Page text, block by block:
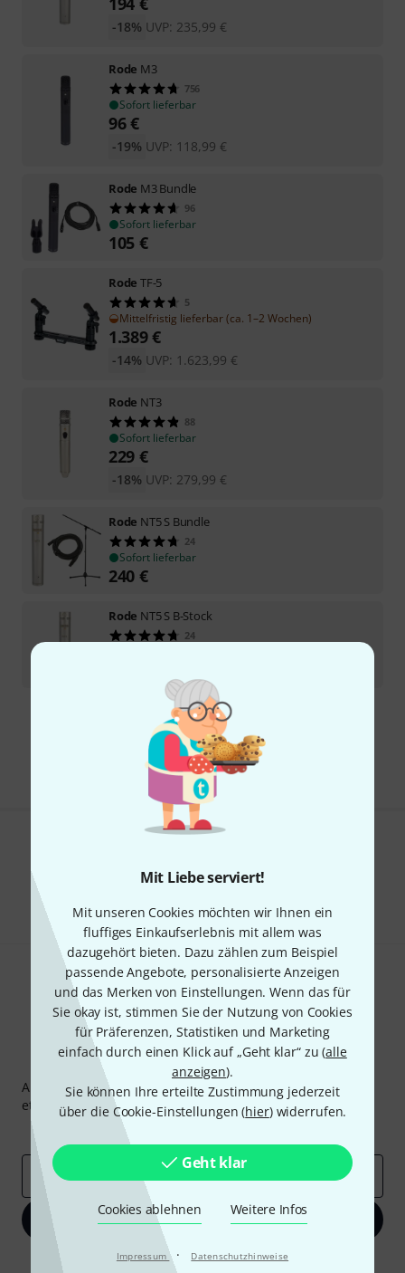
Mit Liebe serviert!
Mit unseren Cookies möchten wir Ihnen ein
fluffiges Einkaufserlebnis mit allem was
dazugehört bieten. Dazu zählen zum Beispiel
passende Angebote, personalisierte Anzeigen
und das Merken von Einstellungen. Wenn das für
Sie okay ist, stimmen Sie der Nutzung von Cookies
für Präferenzen, Statistiken und Marketing
einfach durch einen Klick auf „Geht klar“ zu (alle
anzeigen).
Sie können Ihre erteilte Zustimmung jederzeit
über die Cookie-Einstellungen (hier) widerrufen.
Geht klar
Cookies ablehnen Weitere Infos
Impressum · Datenschutzhinweise
UVP: 235,99 €
-18%
Rode M3
756
Sofort lieferbar
96€
UVP: 118,99 €
-19%
Rode M3 Bundle
96
Sofort lieferbar
105 €
Rode TF-5
5
Mittelfristig lieferbar (ca. 1–2 Wochen)
1.389€
UVP: 1.623,99 €
-14%
Rode NT3
88
Sofort lieferbar
229 €
UVP: 279,99 €
-18%
Rode NT5 S Bundle
24
Sofort lieferbar
240 €
Rode NT5 S B-Stock
24
Kostenloser Versand ab 29 €
Alle Preise inkl. MwSt.
Teilen
Thomann Newsletter
Abonniere den Thomann Newsletter und gewinne mit
etwas Glück einen von50 Gutscheinenüber jeweils50€
Inspirierende Beiträge
E-Mail-Adresse
Jetzt anmelden
Mit Klick auf „Jetzt anmelden“ stimmen Sie dem Erhalt von E-Mail-